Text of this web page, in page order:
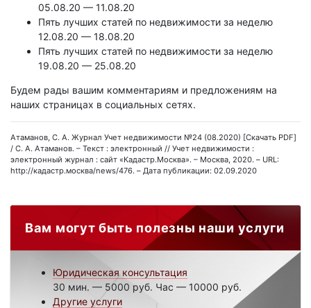
05.08.20 — 11.08.20
Пять лучших статей по недвижимости за неделю
12.08.20 — 18.08.20
Пять лучших статей по недвижимости за неделю
19.08.20 — 25.08.20
Будем рады вашим комментариям и предложениям на
наших страницах в социальных сетях.
Атаманов, С. А. Журнал Учет недвижимости №24 (08.2020) [Скачать PDF]
/ С. А. Атаманов. – Текст : электронный // Учет недвижимости :
электронный журнал : сайт «Кадастр.Москва». – Москва, 2020. – URL:
http://кадастр.москва/news/476. – Дата публикации: 02.09.2020
Вам могут быть полезны наши услуги
Юридическая консультация
30 мин. — 5000 руб. Час — 10000 руб.
Другие услуги